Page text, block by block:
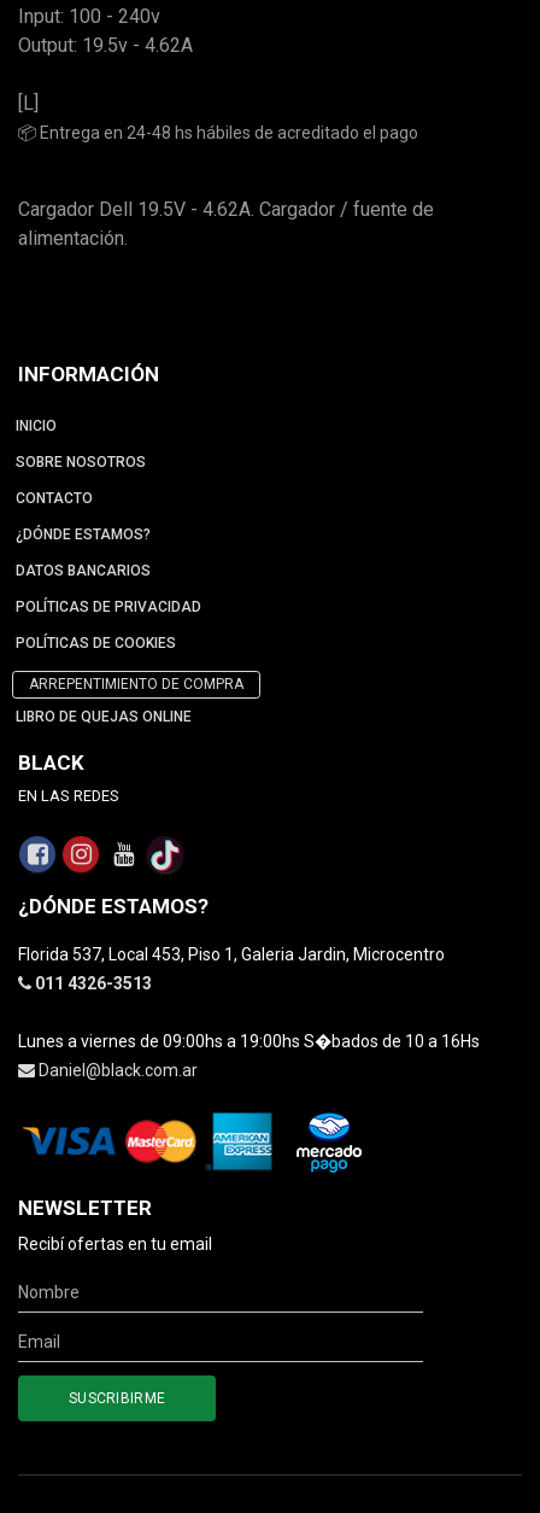
Input: 100 - 240v
Output: 19.5v - 4.62A
[L]
📦 Entrega en 24-48 hs hábiles de acreditado el pago
Cargador Dell 19.5V - 4.62A. Cargador / fuente de
alimentación.
INFORMACIÓN
INICIO
SOBRE NOSOTROS
CONTACTO
¿DÓNDE ESTAMOS?
DATOS BANCARIOS
POLÍTICAS DE PRIVACIDAD
POLÍTICAS DE COOKIES
ARREPENTIMIENTO DE COMPRA
LIBRO DE QUEJAS ONLINE
BLACK
EN LAS REDES
¿DÓNDE ESTAMOS?
Florida 537, Local 453, Piso 1, Galeria Jardin, Microcentro
011 4326-3513
Lunes a viernes de 09:00hs a 19:00hs S�bados de 10 a 16Hs
Daniel@black.com.ar
NEWSLETTER
Recibí ofertas en tu email